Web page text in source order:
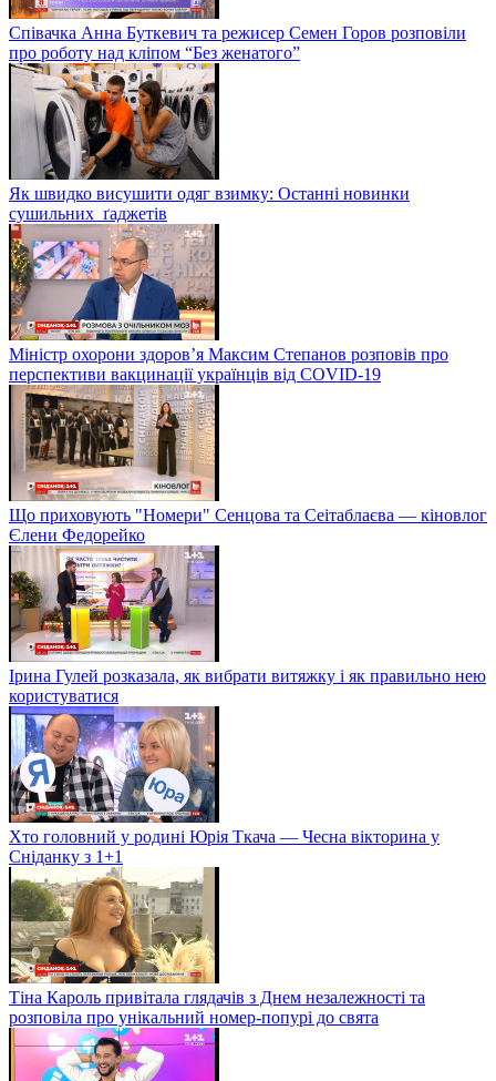
Співачка Анна Буткевич та режисер Семен Горов розповіли
про роботу над кліпом “Без женатого”
Як швидко висушити одяг взимку: Останні новинки
сушильних ґаджетів
Міністр охорони здоров’я Максим Степанов розповів про
перспективи вакцинації українців від COVID-19
Що приховують "Номери" Сенцова та Сеітаблаєва — кіновлог
Єлени Федорейко
Ірина Гулей розказала, як вибрати витяжку і як правильно нею
користуватися
Хто головний у родині Юрія Ткача — Чесна вікторина у
Сніданку з 1+1
Тіна Кароль привітала глядачів з Днем незалежності та
розповіла про унікальний номер-попурі до свята